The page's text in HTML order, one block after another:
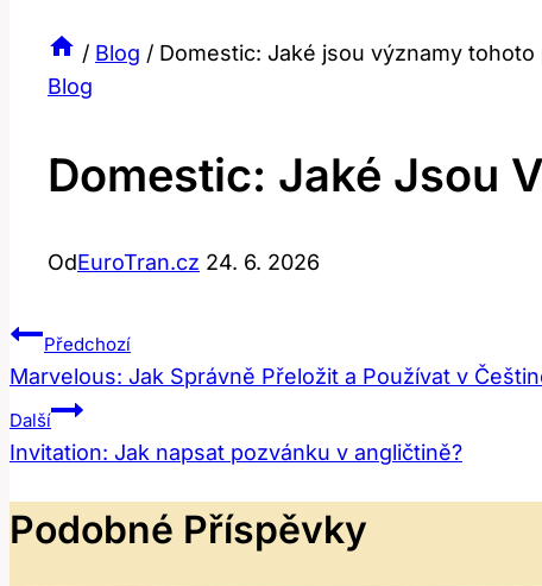
/ Blog / Domestic: Jaké jsou významy tohoto
Blog
Domestic: Jaké Jsou
OdEuroTran.cz 24. 6. 2026
Navigace
Pro
Příspěvek
Předchozí
Marvelous: Jak Správně Přeložit a Používat v
Další
Invitation: Jak napsat pozvánku v angličtině?
Podobné Příspěvky